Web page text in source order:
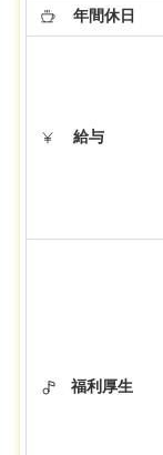
年間休日
給与
福利厚生